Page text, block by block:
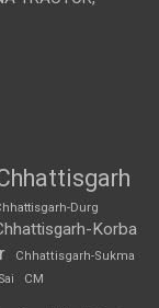
Durg
Korba
Chhattisgarh-Sukma
CM